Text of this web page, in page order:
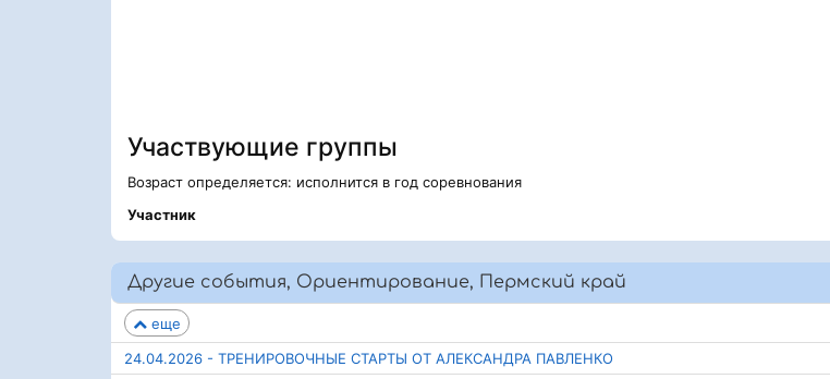
Участвующие группы
Возраст определяется: исполнится в год соревнования
Участник
Другие события, Ориентирование, Пермский край
еще
24.04.2026 - ТРЕНИРОВОЧНЫЕ СТАРТЫ ОТ АЛЕКСАНДРА ПАВЛЕНКО